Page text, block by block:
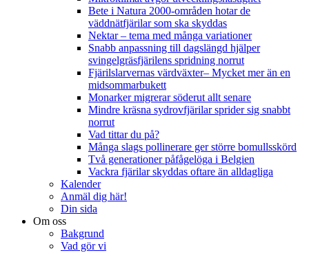
Bete i Natura 2000-områden hotar de
väddnätfjärilar som ska skyddas
Nektar – tema med många variationer
Snabb anpassning till dagslängd hjälper
svingelgräsfjärilens spridning norrut
Fjärilslarvernas värdväxter– Mycket mer än en
midsommarbukett
Monarker migrerar söderut allt senare
Mindre kräsna sydrovfjärilar sprider sig snabbt
norrut
Vad tittar du på?
Många slags pollinerare ger större bomullsskörd
Två generationer påfågelöga i Belgien
Vackra fjärilar skyddas oftare än alldagliga
Kalender
Anmäl dig här!
Din sida
Om oss
Bakgrund
Vad gör vi